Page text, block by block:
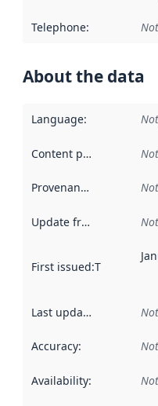
Telephone:
About the data
Language:
Content providers
Provenance
Update frequency
First issued:This date
Last updated
Accuracy:
Availability: